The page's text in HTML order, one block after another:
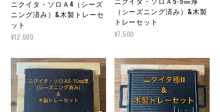
ニクイタ・ソロＡ4（シーズ
ニング済み）&木製トレーセ
ット
¥12,000
（シーズニング済み）&木製
トレーセット
¥7,500